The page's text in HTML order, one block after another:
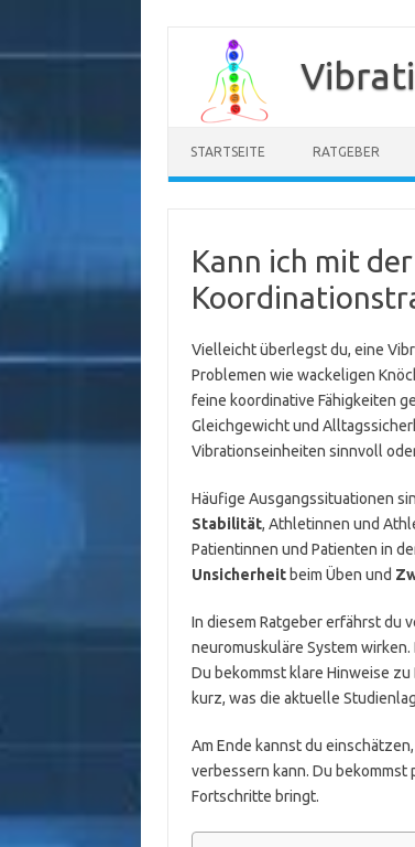
springen
STARTSEITE RATGEBER
Kann ich mit
Vielleicht überlegst du, eine
Problemen wie wackeligen
feine koordinative Fähigkeiten
Gleichgewicht und
Vibrationseinheiten sinnvoll
Häufige Ausgangssituationen
Stabilität, Athletinnen und
Patientinnen und Patienten in
Unsicherheitbeim Üben und
In diesem Ratgeber erfährst du
neuromuskuläre System
Du bekommst klare Hinweise
kurz, was die aktuelle
Am Ende kannst du
verbessern kann. Du bekommst
Fortschritte bringt.